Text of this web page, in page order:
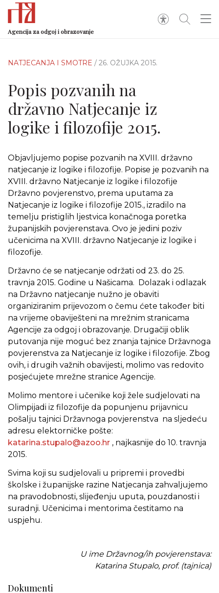
Agencija za odgoj i obrazovanje
NATJECANJA I SMOTRE / 26. OŽUJKA 2015.
Popis pozvanih na
državno Natjecanje iz
logike i filozofije 2015.
Objavljujemo popise pozvanih na XVIII. državno
natjecanje iz logike i filozofije. Popise je pozvanih na
XVIII. državno Natjecanje iz logike i filozofije
Državno povjerenstvo, prema uputama za
Natjecanje iz logike i filozofije 2015., izradilo na
temelju pristiglih ljestvica konačnoga poretka
županijskih povjerenstava. Ovo je jedini poziv
učenicima na XVIII. državno Natjecanje iz logike i
filozofije.
Državno će se natjecanje održati od 23. do 25.
travnja 2015. Godine u Našicama. Dolazak i odlazak
na Državno natjecanje nužno je obaviti
organiziranim prijevozom o čemu ćete također biti
na vrijeme obaviješteni na mrežnim stranicama
Agencije za odgoj i obrazovanje. Drugačiji oblik
putovanja nije moguć bez znanja tajnice Državnoga
povjerenstva za Natjecanje iz logike i filozofije. Zbog
ovih, i drugih važnih obavijesti, molimo vas redovito
posjećujete mrežne stranice Agencije.
Molimo mentore i učenike koji žele sudjelovati na
Olimpijadi iz filozofije da popunjenu prijavnicu
pošalju tajnici Državnoga povjerenstva na sljedeću
adresu elektorničke pošte:
katarina.stupalo@azoo.hr , najkasnije do 10. travnja
2015.
Svima koji su sudjelovali u pripremi i provedbi
školske i županijske razine Natjecanja zahvaljujemo
na pravodobnosti, slijeđenju uputa, pouzdanosti i
suradnji. Učenicima i mentorima čestitamo na
uspjehu.
U ime Državnog/ih povjerenstava:
Katarina Stupalo, prof. (tajnica)
Dokumenti